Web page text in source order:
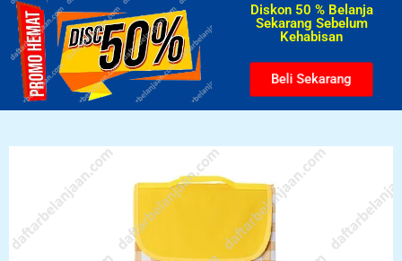
Diskon 50 % Belanja
Sekarang Sebelum
Kehabisan​
Beli Sekarang